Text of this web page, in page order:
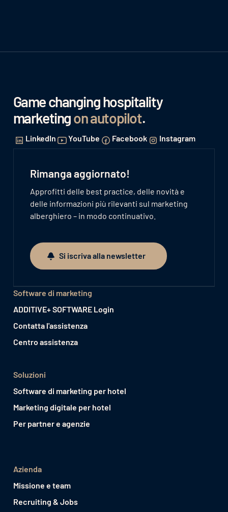
Game changing hospitality
marketingon autopilot.
LinkedIn YouTube Facebook Instagram
Rimanga aggiornato!
Approfitti delle best practice, delle novità e
delle informazioni più rilevanti sul marketing
alberghiero – in modo continuativo.
Si iscriva alla newsletter
Si iscriva alla newsletter
Software di marketing
ADDITIVE+ SOFTWARE Login
Contatta l'assistenza
Centro assistenza
Soluzioni
Software di marketing per hotel
Marketing digitale per hotel
Per partner e agenzie
Azienda
Missione e team
Recruiting & Jobs